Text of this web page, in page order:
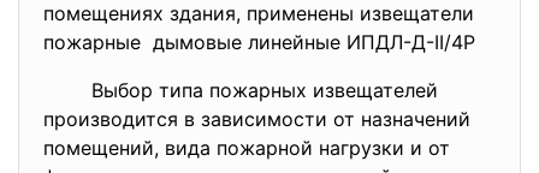
помещениях здания, применены извещатели
пожарные дымовые линейные ИПДЛ-Д-II/4P
Выбор типа пожарных извещателей
производится в зависимости от назначений
помещений, вида пожарной нагрузки и от